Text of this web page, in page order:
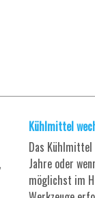
Kühlmittel
Das
Jahre oder
möglichst im